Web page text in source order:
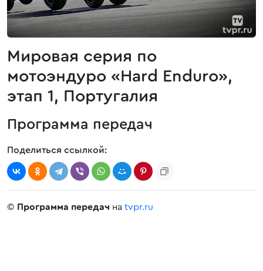
Мировая серия по
мотоэндуро «Hard Enduro»,
этап 1, Португалия
Программа передач
Поделиться ссылкой:
© Программа передач на tvpr.ru